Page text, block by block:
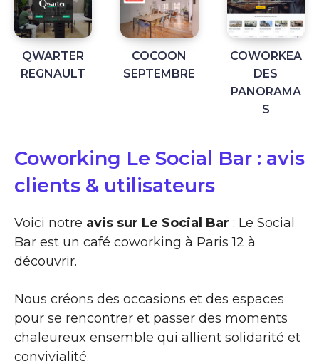
QWARTER
REGNAULT
COCOON
SEPTEMBRE
COWORKEA
DES
PANORAMA
S
Coworking Le Social Bar : avis
clients & utilisateurs
Voici notre avis sur Le Social Bar : Le Social
Bar est un café coworking à Paris 12 à
découvrir.
Nous créons des occasions et des espaces
pour se rencontrer et passer des moments
chaleureux ensemble qui allient solidarité et
convivialité.